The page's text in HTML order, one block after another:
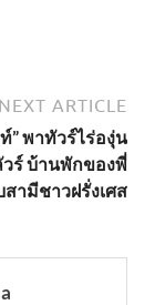
NEXT ARTICLE
” พาทัวร์ไร่องุ่น
ร์ บ้านพักของพี่
สามีชาวฝรั่งเศส